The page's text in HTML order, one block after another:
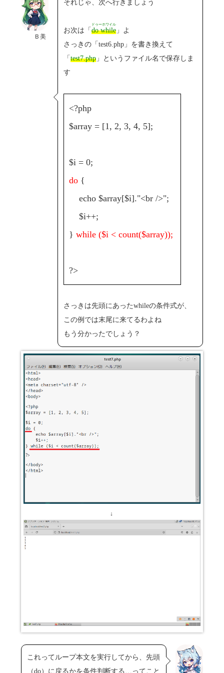
Ｂ美
それじゃ、次へ行きましょう
お次は「 do while
ドゥーホワイル
」よ
さっきの「test6.php」を書き換えて
「 test7.php」というファイル名で保存しま
す
<?php
$array = [1, 2, 3, 4, 5];
$i = 0;
do{
echo $array[$i]."<br />";
$i++;
} while ($i < count($array));
?>
さっきは先頭にあったwhileの条件式が、
この例では末尾に来てるわよね
もう分かったでしょう？
↓
これってループ本文を実行してから、先頭
（do）に戻るかを条件判断する…ってこと